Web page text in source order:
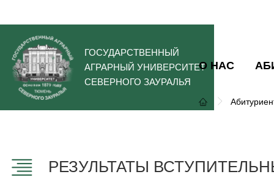
ГОСУДАРСТВЕННЫЙ
АГРАРНЫЙ УНИВЕРСИТЕТ
СЕВЕРНОГО ЗАУРАЛЬЯ
О НАС
РЕЗУЛЬТАТЫ